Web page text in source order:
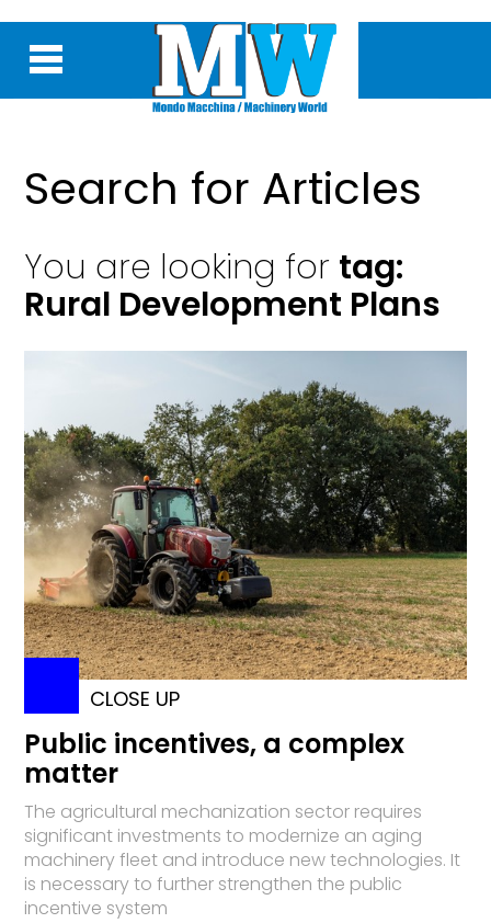
Search for Articles
You are looking for tag:
Rural Development Plans
CLOSE UP
Public incentives, a complex
matter
The agricultural mechanization sector requires
significant investments to modernize an aging
machinery fleet and introduce new technologies. It
is necessary to further strengthen the public
incentive system